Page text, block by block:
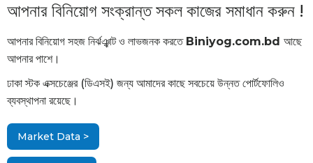
আপনার বিনিয়োগ সংক্রান্ত সকল কাজের সমাধান করুন !
আপনার বিনিয়োগ সহজ নির্ঝঞ্ঝাট ও লাভজনক করতে Biniyog.com.bd আছে
আপনার পাশে।
ঢাকা স্টক এক্সচেঞ্জের (ডিএসই) জন্য আমাদের কাছে সবচেয়ে উন্নত পোর্টফোলিও
ব্যবস্থাপনা রয়েছে।
Market Data >